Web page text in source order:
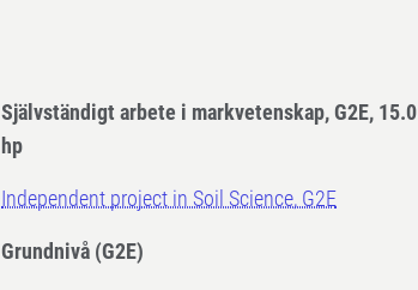
Självständigt arbete i markvetenskap, G2E, 15.0
hp
Independent project in Soil Science, G2E
Grundnivå (G2E)